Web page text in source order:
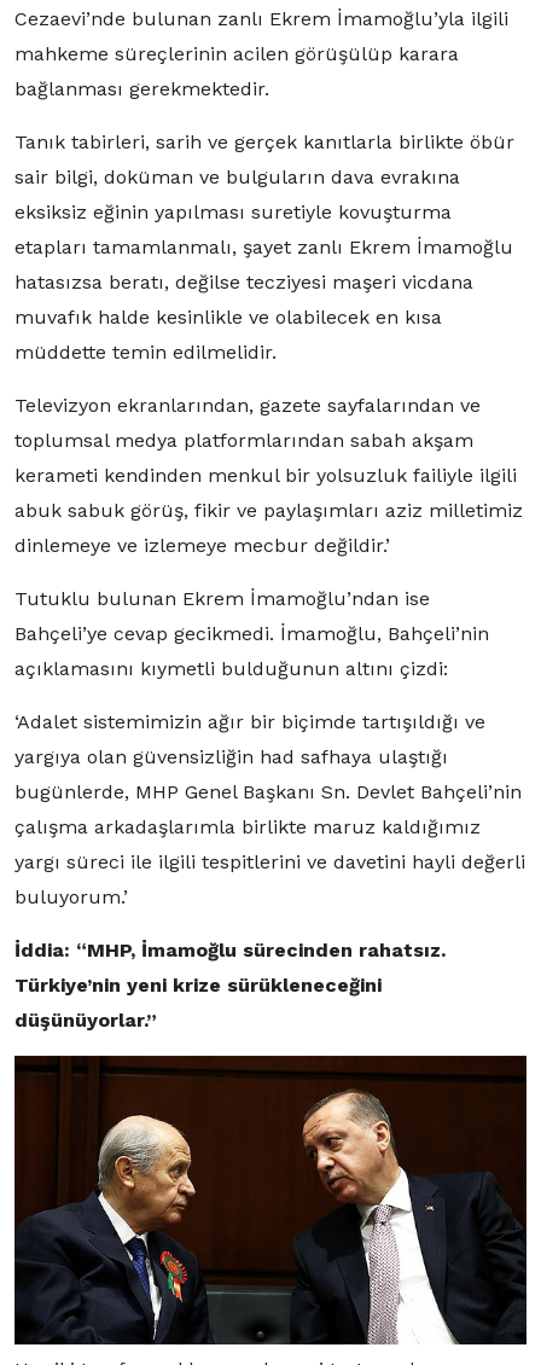
Cezaevi’nde bulunan zanlı Ekrem İmamoğlu’yla ilgili
mahkeme süreçlerinin acilen görüşülüp karara
bağlanması gerekmektedir.
Tanık tabirleri, sarih ve gerçek kanıtlarla birlikte öbür
sair bilgi, doküman ve bulguların dava evrakına
eksiksiz eğinin yapılması suretiyle kovuşturma
etapları tamamlanmalı, şayet zanlı Ekrem İmamoğlu
hatasızsa beratı, değilse tecziyesi maşeri vicdana
muvafık halde kesinlikle ve olabilecek en kısa
müddette temin edilmelidir.
Televizyon ekranlarından, gazete sayfalarından ve
toplumsal medya platformlarından sabah akşam
kerameti kendinden menkul bir yolsuzluk failiyle ilgili
abuk sabuk görüş, fikir ve paylaşımları aziz milletimiz
dinlemeye ve izlemeye mecbur değildir.’
Tutuklu bulunan Ekrem İmamoğlu’ndan ise
Bahçeli’ye cevap gecikmedi. İmamoğlu, Bahçeli’nin
açıklamasını kıymetli bulduğunun altını çizdi:
‘Adalet sistemimizin ağır bir biçimde tartışıldığı ve
yargıya olan güvensizliğin had safhaya ulaştığı
bugünlerde, MHP Genel Başkanı Sn. Devlet Bahçeli’nin
çalışma arkadaşlarımla birlikte maruz kaldığımız
yargı süreci ile ilgili tespitlerini ve davetini hayli değerli
buluyorum.’
İddia: “MHP, İmamoğlu sürecinden rahatsız.
Türkiye’nin yeni krize sürükleneceğini
düşünüyorlar.”